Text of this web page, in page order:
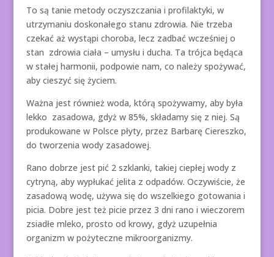
To są tanie metody oczyszczania i profilaktyki, w
utrzymaniu doskonałego stanu zdrowia. Nie trzeba
czekać aż wystąpi choroba, lecz zadbać wcześniej o
stan zdrowia ciała – umysłu i ducha. Ta trójca będąca
w stałej harmonii, podpowie nam, co należy spożywać,
aby cieszyć się życiem.
Ważna jest również woda, którą spożywamy, aby była
lekko zasadowa, gdyż w 85%, składamy się z niej. Są
produkowane w Polsce płyty, przez Barbarę Ciereszko,
do tworzenia wody zasadowej.
Rano dobrze jest pić 2 szklanki, takiej ciepłej wody z
cytryną, aby wypłukać jelita z odpadów. Oczywiście, że
zasadową wodę, używa się do wszelkiego gotowania i
picia. Dobre jest też picie przez 3 dni rano i wieczorem
zsiadłe mleko, prosto od krowy, gdyż uzupełnia
organizm w pożyteczne mikroorganizmy.